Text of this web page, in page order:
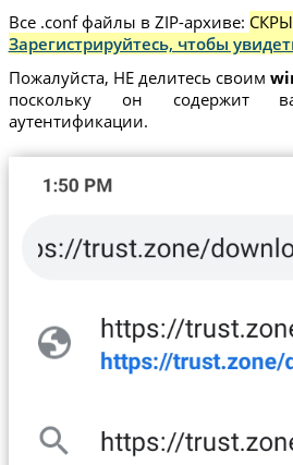
Все .conf файлы в ZIP-архиве:
Зарегистрируйтесь, чтобы
Пожалуйста, НЕ делитесь своим
поскольку он содержит
аутентификации.